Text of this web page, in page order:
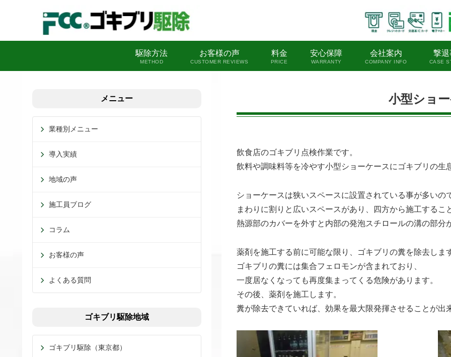
駆除方法
METHOD
お客様の声
CUSTOMER REVIEWS
料金
PRICE
安心保障
WARRANTY
会社案内
COMPANY INFO
撃
CASE
小型ショ
飲食店のゴキブリ点検作業です。
飲料や調味料等を冷やす小型ショーケースにゴキブリの生
ショーケースは狭いスペースに設置されている事が多いの
まわりに割りと広いスペースがあり、四方から施工するこ
熱源部のカバーを外すと内部の発泡スチロールの溝の部分
薬剤を施工する前に可能な限り、ゴキブリの糞を除去しま
ゴキブリの糞には集合フェロモンが含まれており、
一度居なくなっても再度集まってくる危険があります。
その後、薬剤を施工します。
糞が除去できていれば、効果を最大限発揮させることが出
メニュー
業種別メニュー
導入実績
地域の声
施工員ブログ
コラム
お客様の声
よくある質問
ゴキブリ駆除地域
ゴキブリ駆除（東京都）